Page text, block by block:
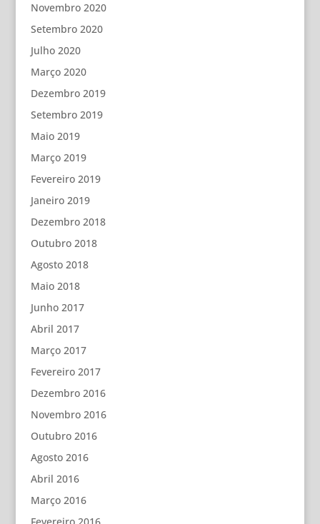
Novembro 2020
Setembro 2020
Julho 2020
Março 2020
Dezembro 2019
Setembro 2019
Maio 2019
Março 2019
Fevereiro 2019
Janeiro 2019
Dezembro 2018
Outubro 2018
Agosto 2018
Maio 2018
Junho 2017
Abril 2017
Março 2017
Fevereiro 2017
Dezembro 2016
Novembro 2016
Outubro 2016
Agosto 2016
Abril 2016
Março 2016